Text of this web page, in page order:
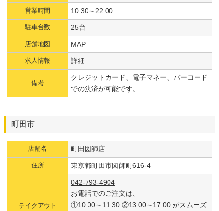
営業時間 10:30～22:00
駐車台数 25台
店舗地図 MAP
求人情報 詳細
備考
クレジットカード、電子マネー、バーコード
での決済が可能です。
町田市
店舗名 町田図師店
住所 東京都町田市図師町616-4
テイクアウト
042-793-4904
お電話でのご注文は、
①10:00～11:30 ②13:00～17:00 がスムーズ